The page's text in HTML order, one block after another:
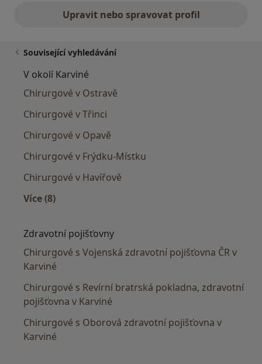
Upravit nebo spravovat profil
Související vyhledávání
V okolí Karviné
Chirurgové v Ostravě
Chirurgové v Třinci
Chirurgové v Opavě
Chirurgové v Frýdku-Místku
Chirurgové v Havířově
Více (8)
Zdravotní pojišťovny
Chirurgové s Vojenská zdravotní pojišťovna ČR v
Karviné
Chirurgové s Revírní bratrská pokladna, zdravotní
pojišťovna v Karviné
Chirurgové s Oborová zdravotní pojišťovna v
Karviné